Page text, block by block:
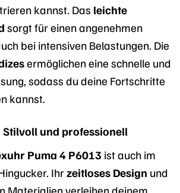
kannst. Das leichte
sorgt für einen angenehmen
bei intensiven Belastungen. Die
ermöglichen eine schnelle und
sodass du deine Fortschritte
kannst.
Stilvoll und professionell
Puma 4 P6013 ist auch im
Ihrzeitloses Design und
Materialien verleihen deinem